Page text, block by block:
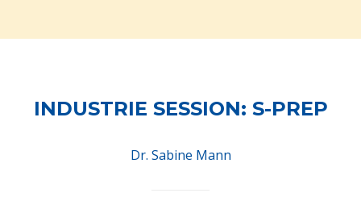
INDUSTRIE SESSION: S-PREP
Dr. Sabine Mann